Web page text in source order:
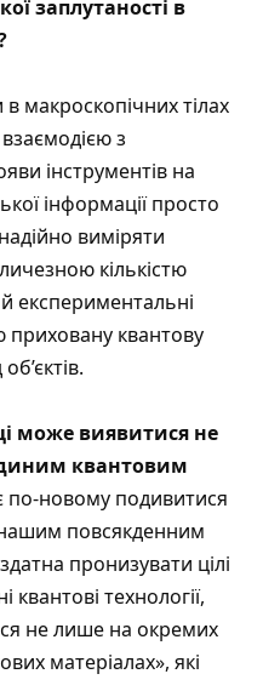
заплутаності в
макроскопічних тілах
з
інструментів на
інформації просто
виміряти
кількістю
експериментальні
приховану квантову
може виявитися не
квантовим
по-новому подивитися
повсякденним
пронизувати цілі
технології,
не лише на окремих
матеріалах», які